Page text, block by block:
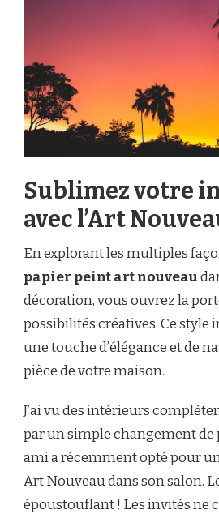
Sublimez votre
avec l’Art
En explorant les multiples
papier peint art nouveau
décoration, vous ouvrez la
possibilités créatives. Ce style
une touche d’élégance et de
pièce de votre maison.
J’ai vu des intérieurs
par un simple changement de
ami a récemment opté pour
Art Nouveau dans son salon.
époustouflant ! Les invités ne